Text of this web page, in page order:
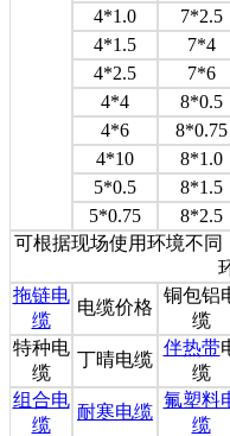
4*1.0
7*2.5
4*1.5
7*4
4*2.5
7*6
4*4
8*0.5
4*6
8*0.75
4*10
8*1.0
5*0.5
8*1.5
5*0.75
8*2.5
可根据现场使用环境不同
拖链电
缆
电缆价格
铜包铝
缆
特种电
缆
丁晴电缆
伴热带
缆
组合电
缆
耐寒电缆
氟塑料
缆